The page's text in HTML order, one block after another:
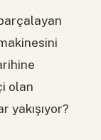
olan
yakışıyor?